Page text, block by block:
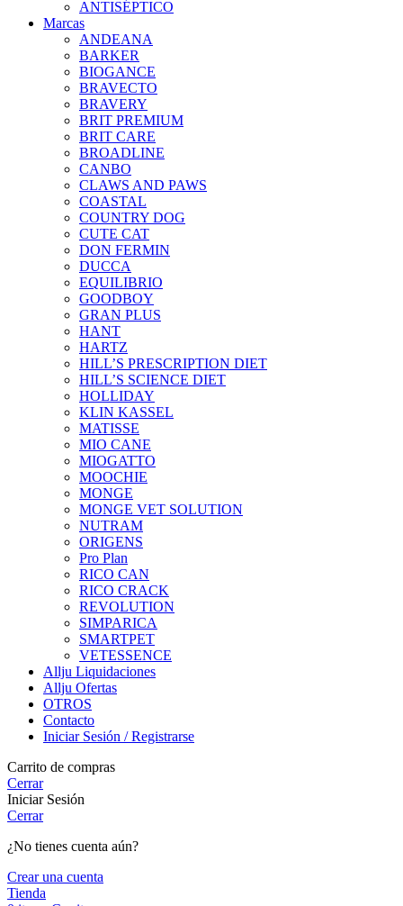
ANTISÉPTICO
Marcas
ANDEANA
BARKER
BIOGANCE
BRAVECTO
BRAVERY
BRIT PREMIUM
BRIT CARE
BROADLINE
CANBO
CLAWS AND PAWS
COASTAL
COUNTRY DOG
CUTE CAT
DON FERMIN
DUCCA
EQUILIBRIO
GOODBOY
GRAN PLUS
HANT
HARTZ
HILL’S PRESCRIPTION DIET
HILL’S SCIENCE DIET
HOLLIDAY
KLIN KASSEL
MATISSE
MIO CANE
MIOGATTO
MOOCHIE
MONGE
MONGE VET SOLUTION
NUTRAM
ORIGENS
Pro Plan
RICO CAN
RICO CRACK
REVOLUTION
SIMPARICA
SMARTPET
VETESSENCE
Allju Liquidaciones
Allju Ofertas
OTROS
Contacto
Iniciar Sesión / Registrarse
Carrito de compras
Cerrar
Iniciar Sesión
Cerrar
¿No tienes cuenta aún?
Crear una cuenta
Tienda